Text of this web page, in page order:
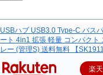
USBハブ USB3.0 Type-C バス
ート 4in1 拡張 軽量 コンパクト
レー (管理S) 送料無料 【
楽